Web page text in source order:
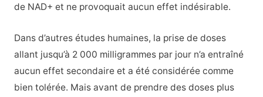
de NAD+ et ne provoquait aucun effet indésirable.
Dans d’autres études humaines, la prise de doses
allant jusqu’à 2 000 milligrammes par jour n’a entraîné
aucun effet secondaire et a été considérée comme
bien tolérée. Mais avant de prendre des doses plus